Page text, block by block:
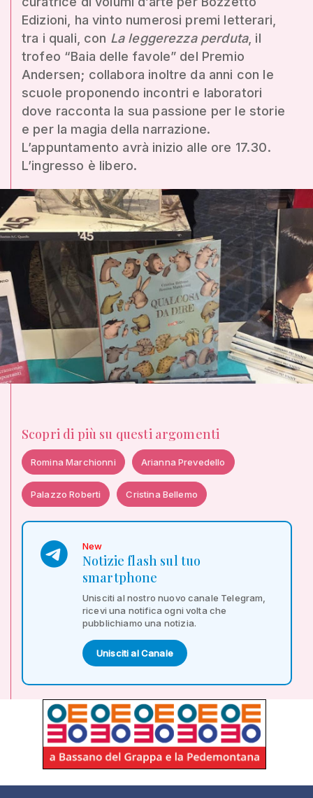
Edizioni, ha vinto numerosi premi letterari,
tra i quali, con La leggerezza perduta, il
trofeo “Baia delle favole” del Premio
Andersen; collabora inoltre da anni con le
scuole proponendo incontri e laboratori
dove racconta la sua passione per le storie
e per la magia della narrazione.
L’appuntamento avrà inizio alle ore 17.30.
L’ingresso è libero.
Scopri di più su questi argomenti
Romina Marchionni Arianna Prevedello
Palazzo Roberti Cristina Bellemo
New
Notizie flash sul tuo
smartphone
Unisciti al nostro nuovo canale Telegram,
ricevi una notifica ogni volta che
pubblichiamo una notizia.
Unisciti al Canale